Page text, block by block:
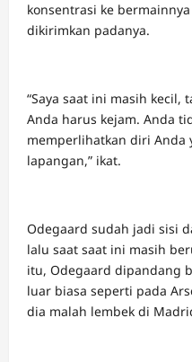
konsentrasi ke
dikirimkan padanya.
“Saya saat ini masih kecil,
Anda harus kejam. Anda
memperlihatkan diri Anda
lapangan,” ikat.
Odegaard sudah jadi sisi
lalu saat saat ini masih
itu, Odegaard dipandang
luar biasa seperti pada
dia malah lembek di